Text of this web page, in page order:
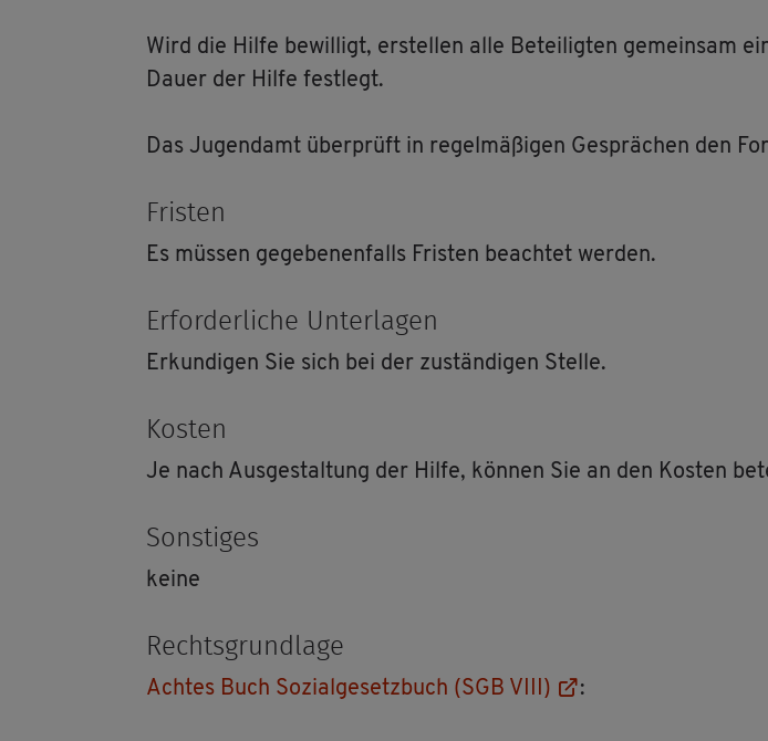
Wird die Hilfe be­wil­ligt, er­stel­len alle Be­tei­lig­ten ge­mein­sam
Dauer der Hilfe fest­legt.
Das Ju­gend­amt über­prüft in re­gel­mä­ßi­gen Ge­sprä­chen den
Fris­ten
Es müs­sen ge­ge­be­nen­falls Fris­ten be­ach­tet wer­den.
Er­for­der­li­che Un­ter­la­gen
Er­kun­di­gen Sie sich bei der zu­stän­di­gen Stel­le.
Kos­ten
Je nach Aus­ge­stal­tung der Hilfe, kön­nen Sie an den Kos­ten
Sons­ti­ges
keine
Rechts­grund­la­ge
Ach­tes Buch So­zi­al­ge­setz­buch (SGB VIII) :